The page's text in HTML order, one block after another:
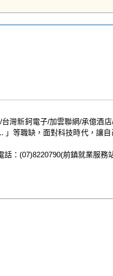
灣新鈳電子/加雲聯網/承億酒
等職缺，面對科技時代，讓
：(07)8220790(前鎮就業服務